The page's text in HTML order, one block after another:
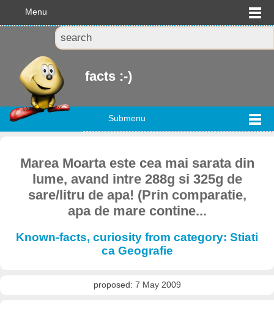
Menu
facts :-)
Submenu
Marea Moarta este cea mai sarata din
lume, avand intre 288g si 325g de
sare/litru de apa! (Prin comparatie,
apa de mare contine...
Known-facts, curiosity from category: Stiati
ca Geografie
proposed: 7 May 2009